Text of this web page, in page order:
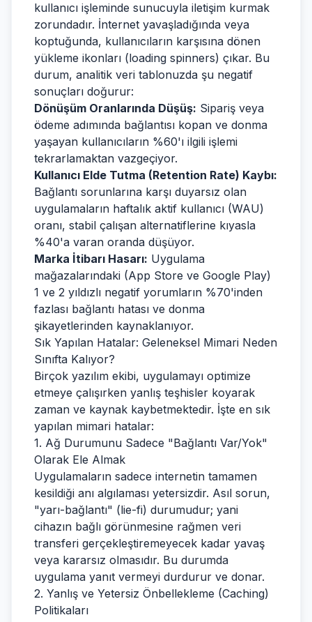
kullanıcı işleminde sunucuyla iletişim kurmak
zorundadır. İnternet yavaşladığında veya
koptuğunda, kullanıcıların karşısına dönen
yükleme ikonları (loading spinners) çıkar. Bu
durum, analitik veri tablonuzda şu negatif
sonuçları doğurur:
Dönüşüm Oranlarında Düşüş: Sipariş veya
ödeme adımında bağlantısı kopan ve donma
yaşayan kullanıcıların %60'ı ilgili işlemi
tekrarlamaktan vazgeçiyor.
Kullanıcı Elde Tutma (Retention Rate) Kaybı:
Bağlantı sorunlarına karşı duyarsız olan
uygulamaların haftalık aktif kullanıcı (WAU)
oranı, stabil çalışan alternatiflerine kıyasla
%40'a varan oranda düşüyor.
Marka İtibarı Hasarı: Uygulama
mağazalarındaki (App Store ve Google Play)
1 ve 2 yıldızlı negatif yorumların %70'inden
fazlası bağlantı hatası ve donma
şikayetlerinden kaynaklanıyor.
Sık Yapılan Hatalar: Geleneksel Mimari Neden
Sınıfta Kalıyor?
Birçok yazılım ekibi, uygulamayı optimize
etmeye çalışırken yanlış teşhisler koyarak
zaman ve kaynak kaybetmektedir. İşte en sık
yapılan mimari hatalar:
1. Ağ Durumunu Sadece "Bağlantı Var/Yok"
Olarak Ele Almak
Uygulamaların sadece internetin tamamen
kesildiği anı algılaması yetersizdir. Asıl sorun,
"yarı-bağlantı" (lie-fi) durumudur; yani
cihazın bağlı görünmesine rağmen veri
transferi gerçekleştiremeyecek kadar yavaş
veya kararsız olmasıdır. Bu durumda
uygulama yanıt vermeyi durdurur ve donar.
2. Yanlış ve Yetersiz Önbellekleme (Caching)
Politikaları